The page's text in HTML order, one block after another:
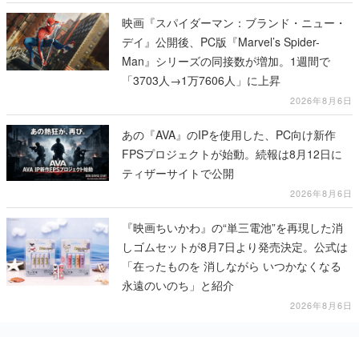
映画『スパイダーマン：ブランド・ニュー・
デイ』公開後、PC版『Marvel’s Spider-
Man』シリーズの同接数が増加。1週間で
「3703人→1万7606人」に上昇
2026年8月6日
あの『AVA』のIPを使用した、PC向け新作
FPSプロジェクトが始動。続報は8月12日に
ティザーサイトで公開
2026年8月6日
『映画ちいかわ』の“単三電池”を再現した消
しゴムセットが8月7日より発売決定。公式は
「在ったものを 消しながら いつかなくなる
永遠のいのち」と紹介
2026年8月6日